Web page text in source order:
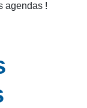
agendas !